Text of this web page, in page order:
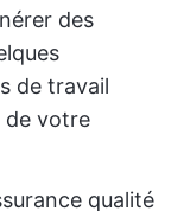
des
de travail
de votre
qualité